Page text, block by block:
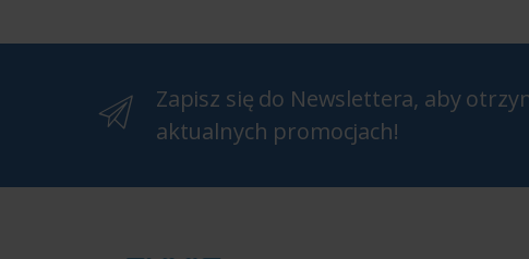
Zapisz się do Newslettera, aby
aktualnych promocjach!